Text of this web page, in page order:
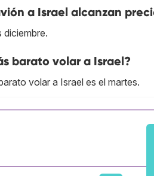
a Israel alcanzan
diciembre.
barato volar a Israel?
volar a Israel es el martes.